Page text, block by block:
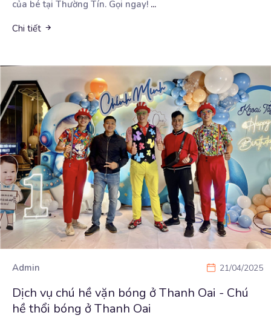
của bé tại Thường Tín. Gọi ngay! ...
Chi tiết
Admin 21/04/2025
Dịch vụ chú hề vặn bóng ở Thanh Oai - Chú
hề thổi bóng ở Thanh Oai